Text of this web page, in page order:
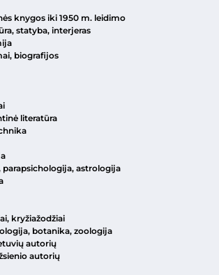
knygos iki 1950 m. leidimo
statyba, interjeras
biografijos
literatūra
parapsichologija, astrologija
kryžiažodžiai
botanika, zoologija
autorių
autorių